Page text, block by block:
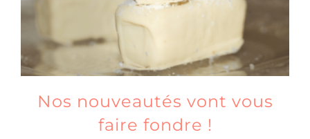
Nos nouveautés vont vous
faire fondre !